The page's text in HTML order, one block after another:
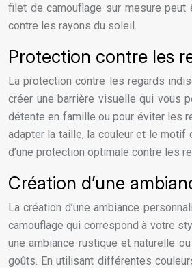
filet de camouflage sur mesure
contre les rayons du soleil.
Protection contre les
La protection contre les regards
créer une barrière visuelle qui vous
détente en famille ou pour éviter les
adapter la taille, la couleur et le
d’une protection optimale contre les
Création d’une
La création d’une ambiance
camouflage qui correspond à votre
une ambiance rustique et naturelle
goûts. En utilisant différentes